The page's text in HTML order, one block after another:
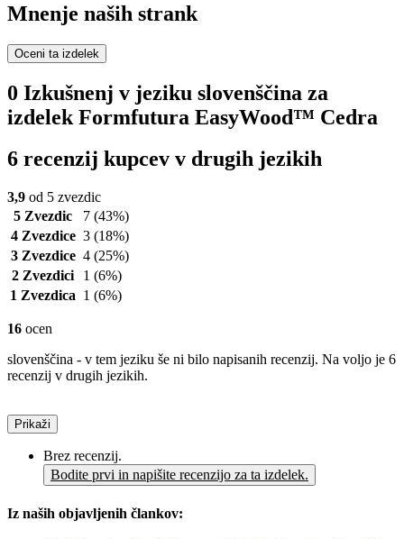
Mnenje naših strank
Oceni ta izdelek
0 Izkušnenj v jeziku slovenščina za
izdelek Formfutura EasyWood™ Cedra
6 recenzij kupcev v drugih jezikih
3,9 od 5 zvezdic
5 Zvezdic
7 (43%)
4 Zvezdice 3 (18%)
3 Zvezdice 4 (25%)
2 Zvezdici
1 (6%)
1 Zvezdica 1 (6%)
16 ocen
slovenščina - v tem jeziku še ni bilo napisanih recenzij. Na voljo je 6
recenzij v drugih jezikih.
Prikaži
Brez recenzij.
Bodite prvi in napišite recenzijo za ta izdelek.
Iz naših objavljenih člankov: